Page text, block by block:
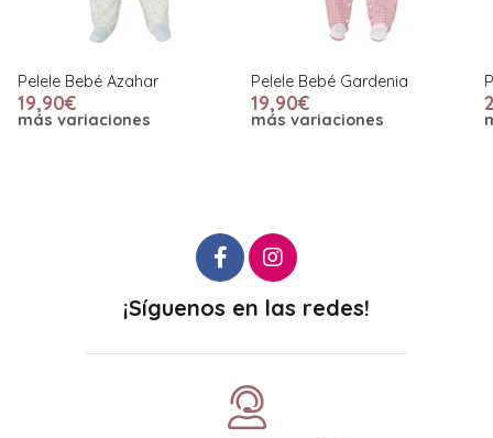
Pelele Bebé Gardenia
más variaciones
Pelele Bebé Pradera
más variaciones
¡Síguenos en las redes!